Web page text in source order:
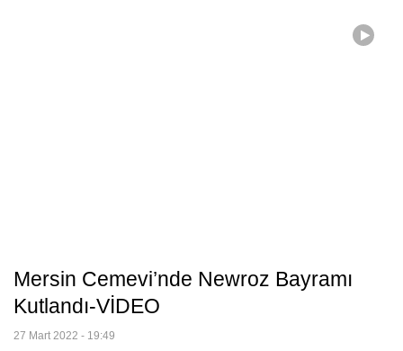
Mersin Cemevi’nde Newroz Bayramı
Kutlandı-VİDEO
27 Mart 2022 - 19:49